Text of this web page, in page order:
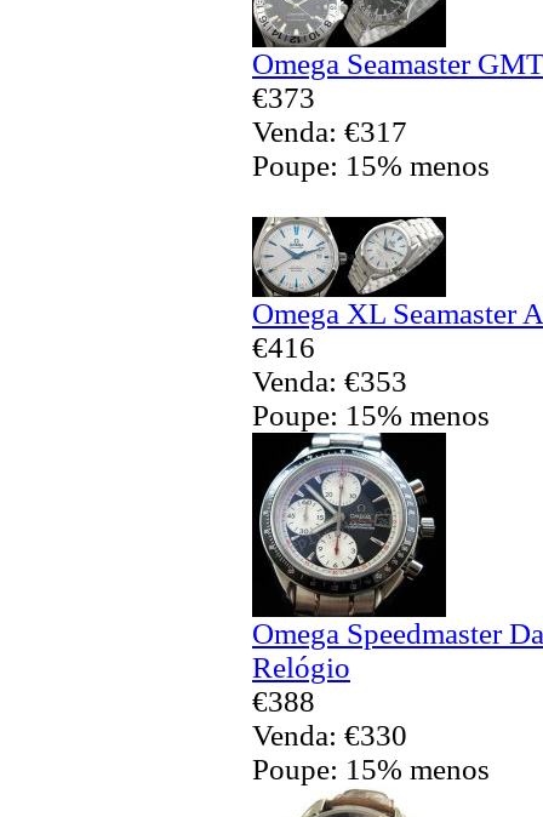
Omega Seamaster
€373
Venda: €317
Poupe: 15% menos
Omega XL Seamaster
€416
Venda: €353
Poupe: 15% menos
Omega Speedmaster
Relógio
€388
Venda: €330
Poupe: 15% menos